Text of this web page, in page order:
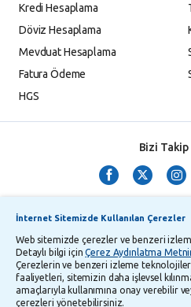
Kredi Hesaplama
Döviz Hesaplama
Mevduat Hesaplama
Fatura Ödeme
HGS
Bizi Takip
TMSF ve YTM Zaman Aşımı Listesi
Kişisel Verilerin Korunması Gizlilik
İnternet Sitemizde Kullanılan Çerezler
Web sitemizde çerezler ve benzeri
Detaylı bilgi içinÇerez Aydınlatma
Çerezlerin ve benzeri izleme
faaliyetleri, sitemizin daha işlevsel
amaçlarıyla kullanımına onay verebilir
çerezleri yönetebilirsiniz.